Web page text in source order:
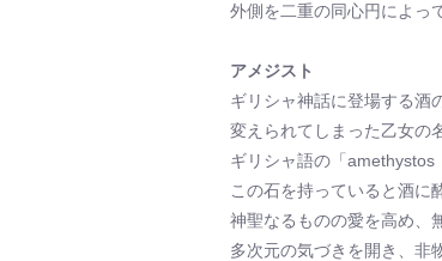
外側を二重の同心円によっ
アメジスト
ギリシャ神話に登場する酒
変えられてしまった乙女の
ギリシャ語の「amethystos
この石を持っていると酒に
神聖なるものの愛を高め、
多次元の気づきを開き、非